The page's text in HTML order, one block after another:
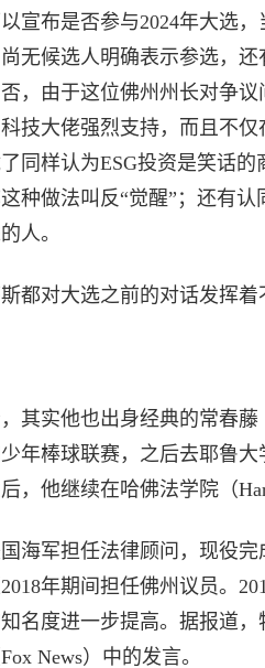
宣布是否参与2024年大选，
无候选人明确表示参选，
，由于这位佛州州长对争
技大佬强烈支持，而且不
同样认为ESG投资是笑话
种做法叫反“觉醒”；还有
人。
都对大选之前的对话发挥着
其实他也出身经典的常春藤
年棒球联赛，之后去耶鲁大
，他继续在哈佛法学院（
海军担任法律顾问，现役
年期间担任佛州议员。
名度进一步提高。据报道，
News）中的发言。